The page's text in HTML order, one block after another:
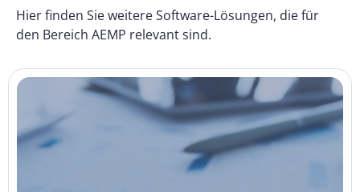
Hier finden Sie weitere Software-Lösungen, die für
den Bereich AEMP relevant sind.